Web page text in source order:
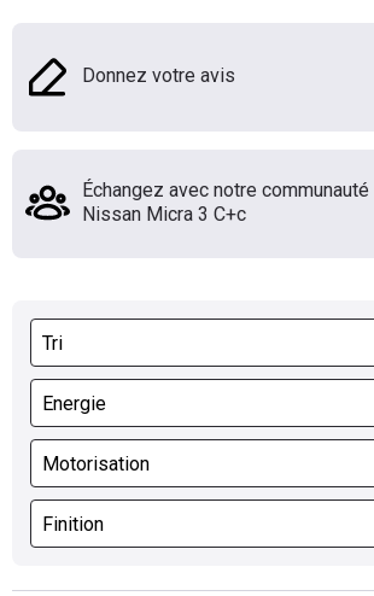
Donnez votre avis
Échangez avec notre communauté
Nissan Micra 3 C+c